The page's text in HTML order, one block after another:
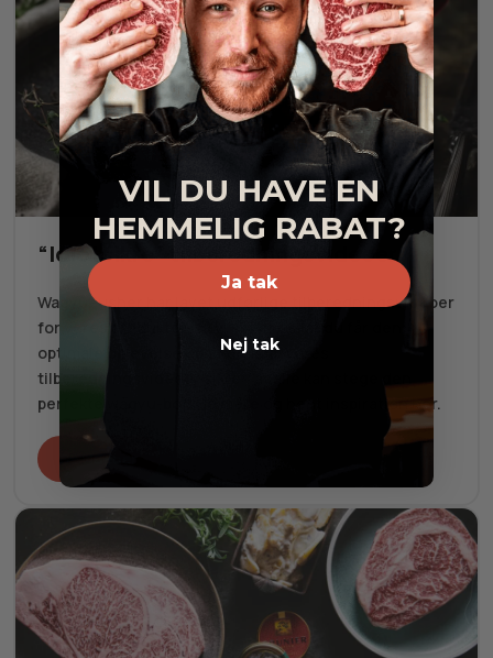
“Idiotsikre” tilberedningsvideoer
WagyuPusher har lavet udførlige tilberedningsvideoer
for vores produkter, så vi sikrer os, at du får den
optimale oplevelse ud af dit køb. Vores
tilberedningsvideoer sikrer, at alle kan stege den
perfekte wagyu-bøf! Se mere og hent inspiration her.
VIL DU HAVE EN
HEMMELIG RABAT?
Ja tak
Nej tak